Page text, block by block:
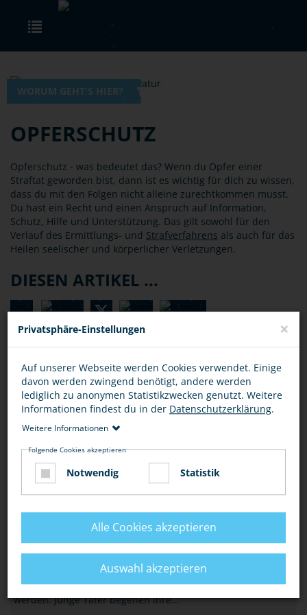
Skip to main content
WORUM GEHT'S HIER?
OPFERSCHUTZ
Opferschutz - was bedeutet das? Wenn du Opfer einer
Straftat geworden bist, dann ist es wichtig für dich zu wissen,
dass du mit den Folgen nicht alleine zurechtkommen musst.
Du hast ein Recht und einen Anspruch auf Information,
Schutz, Hilfe und Unterstützung. Das gilt sowohl für den
Verlauf des Ermittlungs- und Strafverfahrens als auch für das
Heilen seelischer und körperlicher Verletzungen.
DIESEN ARTIKEL ...
WORUM GEHT'S HIER?
DEINE RECHTE UND PFLICHTEN
Alle Kinder haben Anspruch auf Schutz vor Gewalt, das
Recht auf Beteiligung und das Recht auf Bildung und
Gesundheit. Dies gilt ohne Ausnahme, egal…
WORUM GEHT'S HIER?
JUGENDKRIMINALITÄT
Unter Jugendkriminalität werden alle Straftaten verstanden,
die von Jugendlichen und Heranwachsenden begangen
werden. Junge Täter begehen ihre…
Privatsphäre-Einstellungen ×
Auf unserer Webseite werden Cookies verwendet. Einige
davon werden zwingend benötigt, andere werden
lediglich zu anonymen Statistikzwecken genutzt. Weitere
Informationen findest du in der Datenschutzerklärung.
Weitere Informationen
Folgende Cookies akzeptieren
Notwendig Statistik
Alle Cookies akzeptieren
Auswahl akzeptieren